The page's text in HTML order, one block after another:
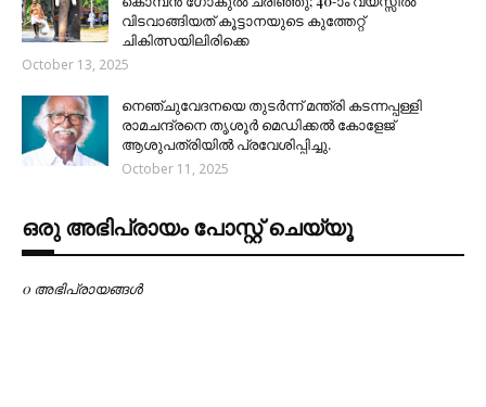
വിടവാങ്ങിയത് കൂട്ടാനയുടെ കുത്തേറ്റ്
ചികിത്സയിലിരിക്കെ
October 13, 2025
നെഞ്ചുവേദനയെ തുടർന്ന് മന്ത്രി കടന്നപ്പള്ളി
രാമചന്ദ്രനെ തൃശൂർ മെഡിക്കൽ കോളേജ്
ആശുപത്രിയിൽ പ്രവേശിപ്പിച്ചു.
October 11, 2025
ഒരു അഭിപ്രായം പോസ്റ്റ് ചെയ്യൂ
0 അഭിപ്രായങ്ങള്‍